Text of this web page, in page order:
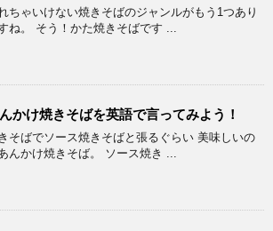
ちゃいけない焼きそばのジャンルがもう1つあり
ね。 そう！かた焼きそばです ...
かけ焼きそばを英語で言ってみよう！
そばでソース焼きそばと張るぐらい 美味しいの
んかけ焼きそば。 ソース焼き ...